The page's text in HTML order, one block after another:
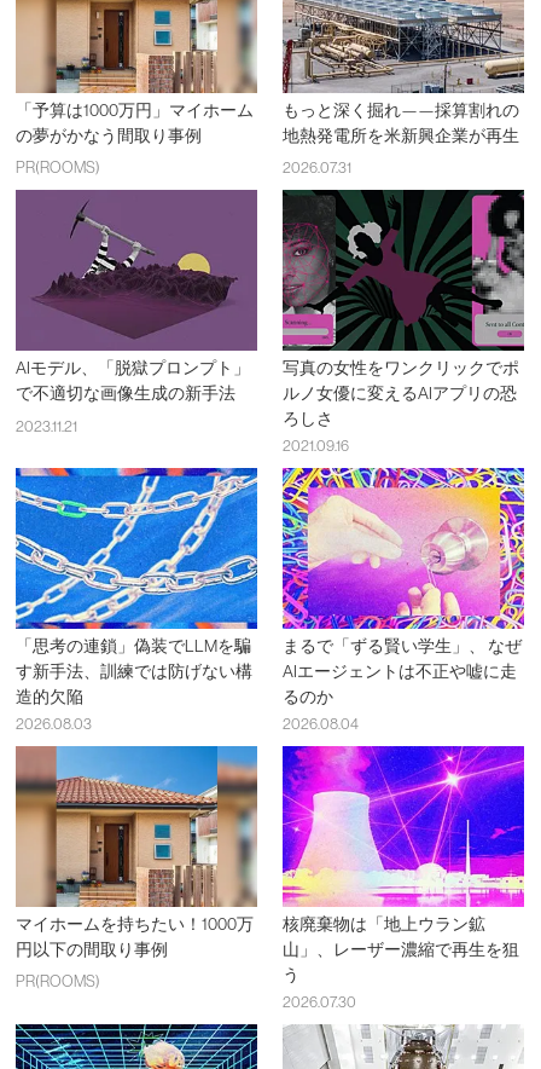
「予算は1000万円」マイホーム
の夢がかなう間取り事例
PR(ROOMS)
もっと深く掘れ——採算割れの
地熱発電所を米新興企業が再生
2026.07.31
AIモデル、「脱獄プロンプト」
で不適切な画像生成の新手法
2023.11.21
写真の女性をワンクリックでポ
ルノ女優に変えるAIアプリの恐
ろしさ
2021.09.16
「思考の連鎖」偽装でLLMを騙
す新手法、訓練では防げない構
造的欠陥
2026.08.03
まるで「ずる賢い学生」、 なぜ
AIエージェントは不正や嘘に走
るのか
2026.08.04
マイホームを持ちたい！1000万
円以下の間取り事例
PR(ROOMS)
核廃棄物は「地上ウラン鉱
山」、レーザー濃縮で再生を狙
う
2026.07.30